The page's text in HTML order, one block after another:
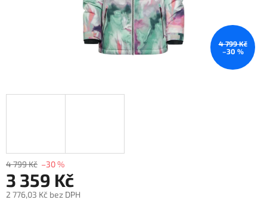
4 799 Kč
–30 %
4 799 Kč –30 %
3 359 Kč
2 776,03 Kč bez DPH